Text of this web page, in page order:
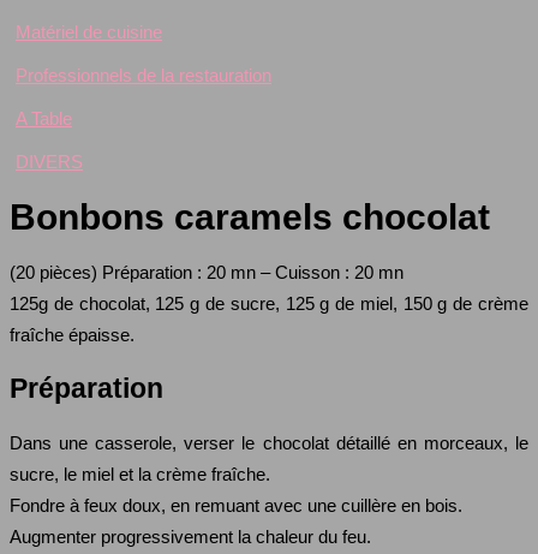
Matériel de cuisine
Professionnels de la restauration
A Table
DIVERS
Bonbons caramels chocolat
(20 pièces) Préparation : 20 mn – Cuisson : 20 mn
125g de chocolat, 125 g de sucre, 125 g de miel, 150 g de crème
fraîche épaisse.
Préparation
Dans une casserole, verser le chocolat détaillé en morceaux, le
sucre, le miel et la crème fraîche.
Fondre à feux doux, en remuant avec une cuillère en bois.
Augmenter progressivement la chaleur du feu.